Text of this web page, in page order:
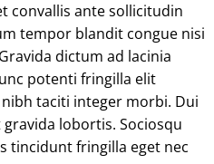
convallis ante sollicitudin
tempor blandit congue nisi
dictum ad lacinia
potenti fringilla elit
taciti integer morbi. Dui
lobortis. Sociosqu
tincidunt fringilla eget nec